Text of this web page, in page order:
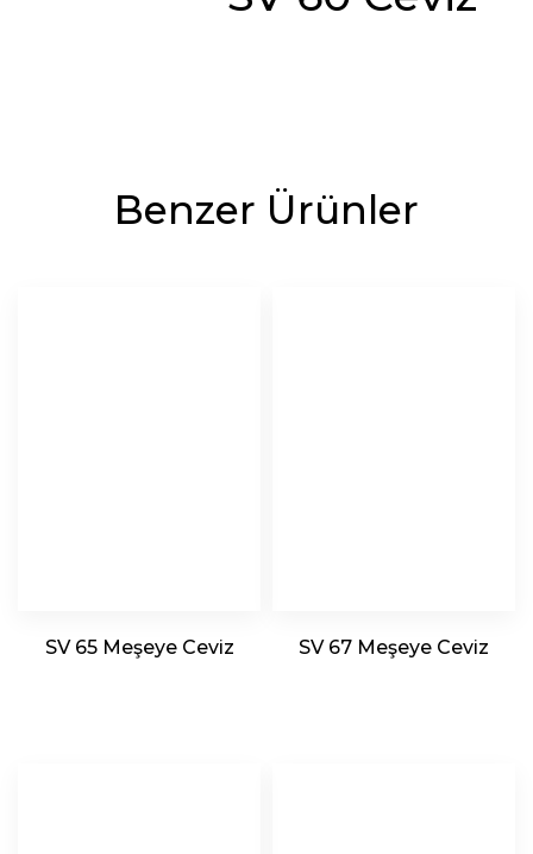
Benzer Ürünler
SV 65 Meşeye Ceviz SV 67 Meşeye Ceviz